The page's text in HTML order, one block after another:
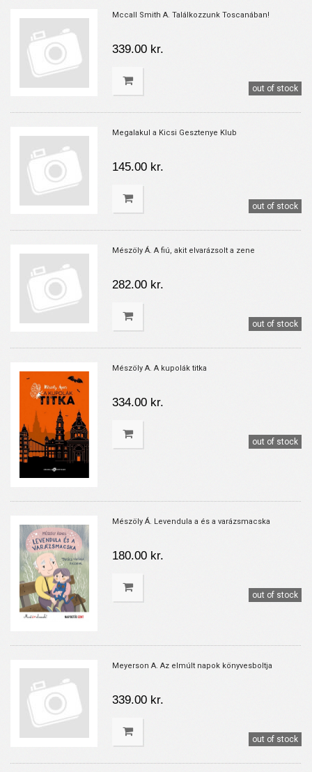
Mccall Smith A. Találkozzunk Toscanában!
339.00 kr.
out of stock
Megalakul a Kicsi Gesztenye Klub
145.00 kr.
out of stock
Mészöly Á. A fiú, akit elvarázsolt a zene
282.00 kr.
out of stock
Mészöly A. A kupolák titka
334.00 kr.
out of stock
Mészöly Á. Levendula a és a varázsmacska
180.00 kr.
out of stock
Meyerson A. Az elmúlt napok könyvesboltja
339.00 kr.
out of stock